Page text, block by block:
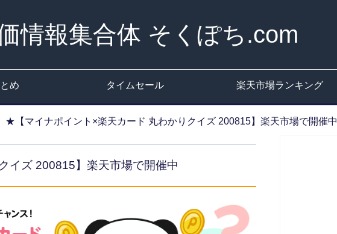
情報集合体 そくぽち.com
め タイムセール 楽天市場ランキング
★【マイナポイント×楽天カード 丸わかりクイズ 200815】楽天市場で開催中
イズ 200815】楽天市場で開催中